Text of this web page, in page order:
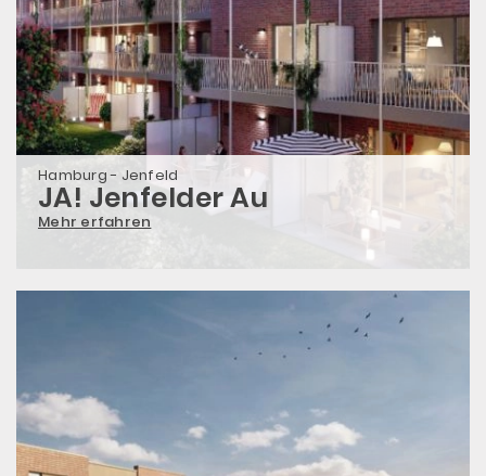
Hamburg - Jenfeld
JA! Jenfelder Au
Mehr erfahren